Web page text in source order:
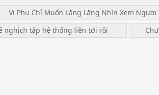
Vi Phụ Chỉ Muốn Lẳng Lặng Nhìn Xem
nghịch tập hệ thống liền tới rồi